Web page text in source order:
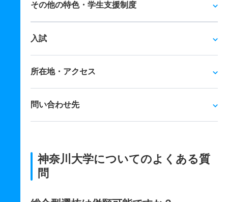
その他の特色・学生支援制度
入試
所在地・アクセス
問い合わせ先
神奈川大学についてのよくある質
問